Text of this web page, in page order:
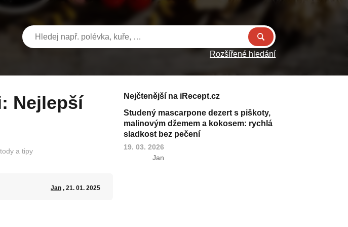
Rozšířené hledání
a tipy
Jan, 21. 01. 2025
Nejčtenější na iRecept.cz
Studený mascarpone dezert s piškoty,
malinovým džemem a kokosem: rychlá
sladkost bez pečení
19. 03. 2026
Jan